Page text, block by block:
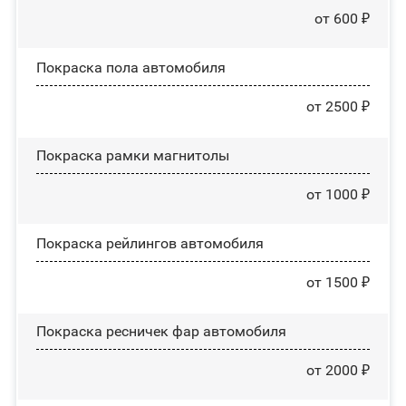
от 600 ₽
Покраска пола автомобиля
от 2500 ₽
Покраска рамки магнитолы
от 1000 ₽
Покраска рейлингов автомобиля
от 1500 ₽
Покраска ресничек фар автомобиля
от 2000 ₽